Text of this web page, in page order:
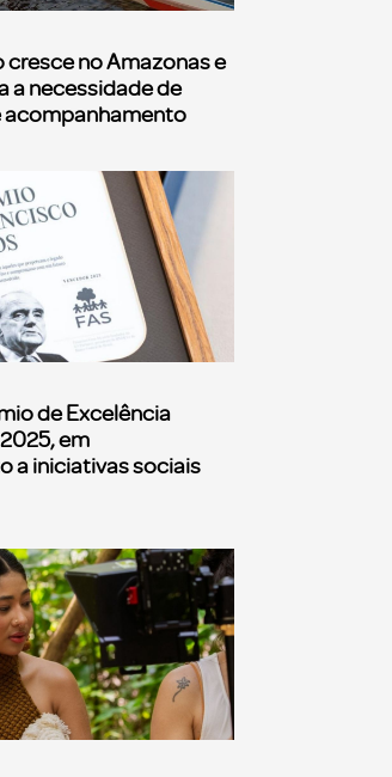
cresce no Amazonas e
a necessidade de
acompanhamento
de Excelência
em
a iniciativas sociais